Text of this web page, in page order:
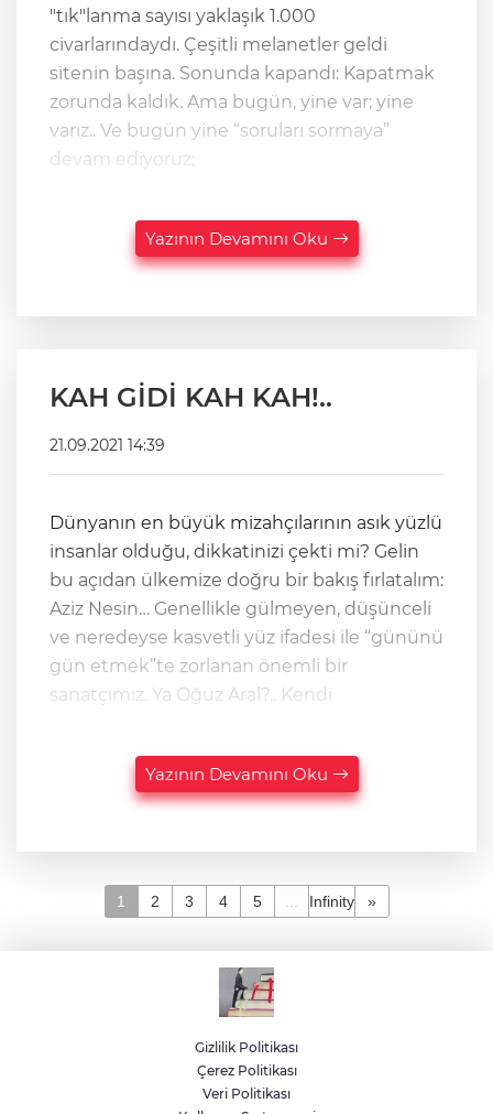
"tık"lanma sayısı yaklaşık 1.000
civarlarındaydı. Çeşitli melanetler geldi
sitenin başına. Sonunda kapandı: Kapatmak
zorunda kaldık. Ama bugün, yine var; yine
varız.. Ve bugün yine “soruları sormaya”
devam ediyoruz;
Yazının Devamını Oku
KAH GİDİ KAH KAH!..
21.09.2021 14:39
Dünyanın en büyük mizahçılarının asık yüzlü
insanlar olduğu, dikkatinizi çekti mi? Gelin
bu açıdan ülkemize doğru bir bakış fırlatalım:
Aziz Nesin… Genellikle gülmeyen, düşünceli
ve neredeyse kasvetli yüz ifadesi ile “gününü
gün etmek”te zorlanan önemli bir
sanatçımız. Ya Oğuz Aral?.. Kendi
Yazının Devamını Oku
1 2 3 4 5 Infinity »
Gizlilik Politikası
Çerez Politikası
Veri Politikası